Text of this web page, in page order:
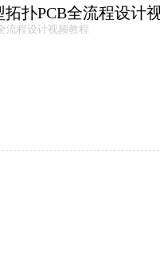
拓扑PCB全流程设计
流程设计视频教程